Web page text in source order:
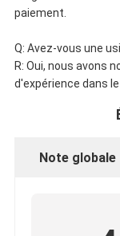
paiement.
Q: Avez-vous une
R: Oui, nous avons
d'expérience dans
Note globale